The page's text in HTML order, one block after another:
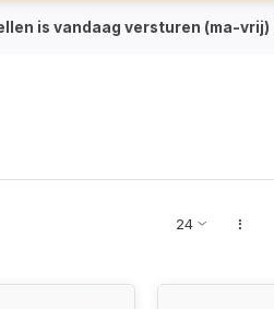
is vandaag versturen (ma-vrij)